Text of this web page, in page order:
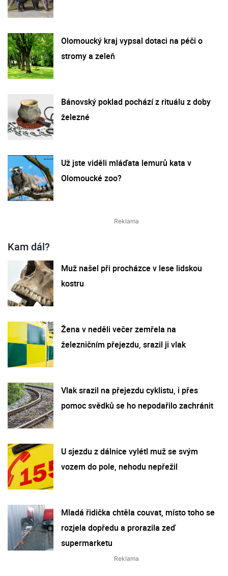
Olomoucký kraj vypsal dotaci na péči o
stromy a zeleň
Bánovský poklad pochází z rituálu z doby
železné
Už jste viděli mláďata lemurů kata v
Olomoucké zoo?
Kam dál?
Muž našel při procházce v lese lidskou
kostru
Žena v neděli večer zemřela na
železničním přejezdu, srazil ji vlak
Vlak srazil na přejezdu cyklistu, i přes
pomoc svědků se ho nepodařilo zachránit
U sjezdu z dálnice vylétl muž se svým
vozem do pole, nehodu nepřežil
Mladá řidička chtěla couvat, místo toho se
rozjela dopředu a prorazila zeď
supermarketu